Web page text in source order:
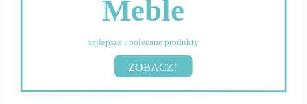
Meble
najlepsze i polecane produkty
ZOBACZ!